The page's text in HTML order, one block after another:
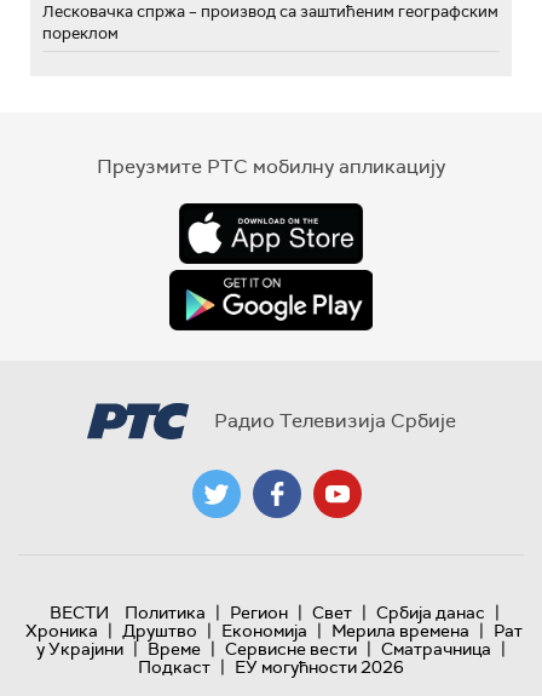
Лесковачка спржа – производ са заштићеним географским
пореклом
Преузмите РТС мобилну апликацију
Радио Телевизија Србије
ВЕСТИ Политика | Регион | Свет | Србија данас |
Хроника | Друштво | Економија | Мерила времена | Рат
у Украјини | Време | Сервисне вести | Сматрачница |
Подкаст | ЕУ могућности 2026